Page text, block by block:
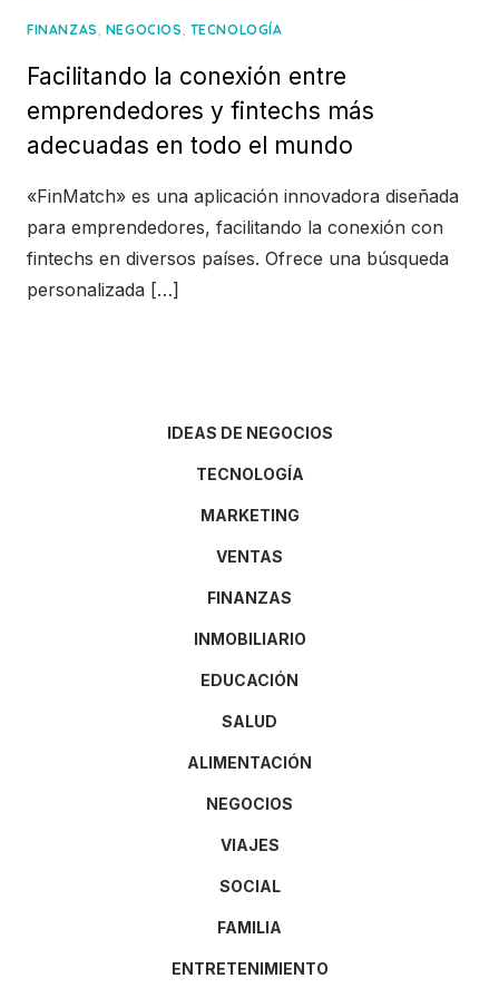
FINANZAS, NEGOCIOS, TECNOLOGÍA
Facilitando la conexión entre
emprendedores y fintechs más
adecuadas en todo el mundo
«FinMatch» es una aplicación innovadora diseñada
para emprendedores, facilitando la conexión con
fintechs en diversos países. Ofrece una búsqueda
personalizada […]
IDEAS DE NEGOCIOS
TECNOLOGÍA
MARKETING
VENTAS
FINANZAS
INMOBILIARIO
EDUCACIÓN
SALUD
ALIMENTACIÓN
NEGOCIOS
VIAJES
SOCIAL
FAMILIA
ENTRETENIMIENTO